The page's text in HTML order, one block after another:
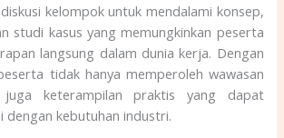
kelompok untuk mendalami konsep,
studi kasus yang memungkinkan peserta
langsung dalam dunia kerja. Dengan
tidak hanya memperoleh wawasan
keterampilan praktis yang dapat
dengan kebutuhan industri.